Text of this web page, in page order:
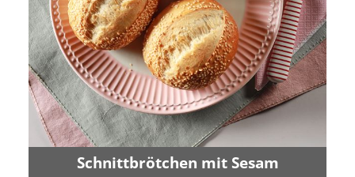
Schnittbrötchen mit Sesam